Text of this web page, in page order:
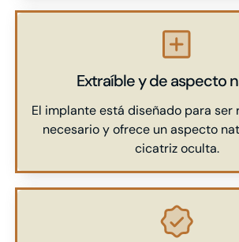
Extraíble y de aspecto
El implante está diseñado para ser
necesario y ofrece un aspecto
cicatriz oculta.